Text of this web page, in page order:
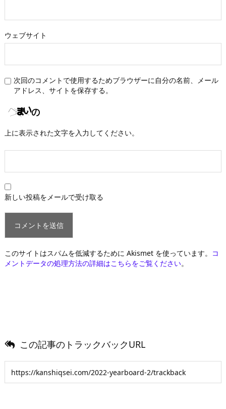
ウェブサイト
次回のコメントで使用するためブラウザーに自分の名前、メール
アドレス、サイトを保存する。
上に表示された文字を入力してください。
新しい投稿をメールで受け取る
このサイトはスパムを低減するために Akismet を使っています。 コ
メントデータの処理方法の詳細はこちらをご覧ください。
この記事のトラックバックURL